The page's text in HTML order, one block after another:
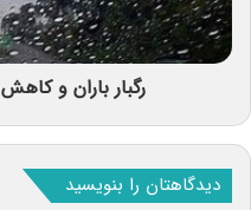
رگبار باران و کاهش
دیدگاهتان را بنویسید